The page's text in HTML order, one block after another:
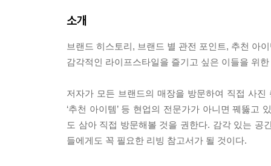
소개
브랜드 히스토리, 브랜드 별 관전 포인트, 추천 아
감각적인 라이프스타일을 즐기고 싶은 이들을 위
저자가 모든 브랜드의 매장을 방문하여 직접 사진
‘추천 아이템’ 등 현업의 전문가가 아니면 꿰뚫고
도 삼아 직접 방문해볼 것을 권한다. 감각 있는 공
들에게도 꼭 필요한 리빙 참고서가 될 것이다.